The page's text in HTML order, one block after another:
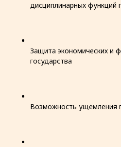
дисциплинарных функций
Защита экономических и
государства
Возможность ущемления